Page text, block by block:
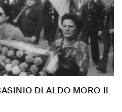
DI ALDO MORO II